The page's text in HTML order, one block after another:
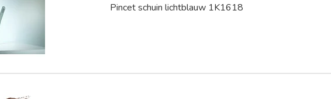
Pincet schuin lichtblauw 1K1618